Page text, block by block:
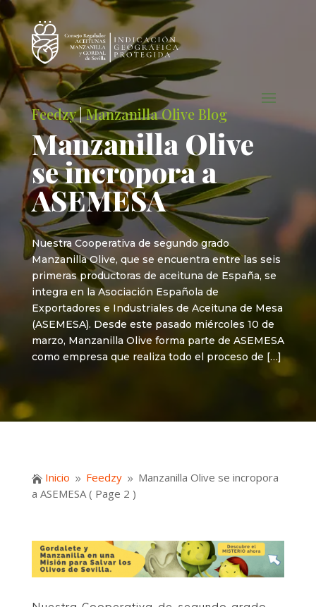
Feedzy|Manzanilla Olive Blog
Manzanilla Olive
se incropora a
ASEMESA
Nuestra Cooperativa de segundo grado
Manzanilla Olive, que se encuentra entre las seis
primeras productoras de aceituna de España, se
integra en la Asociación Española de
Exportadores e Industriales de Aceituna de Mesa
(ASEMESA). Desde este pasado miércoles 10 de
marzo, Manzanilla Olive forma parte de ASEMESA
como empresa que realiza todo el proceso de […]
 Inicio 9 Feedzy 9 Manzanilla Olive se incropora
a ASEMESA( Page 2 )